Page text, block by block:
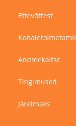
Ettevõttest
Andmekaitse
Tingimused
Järelmaks